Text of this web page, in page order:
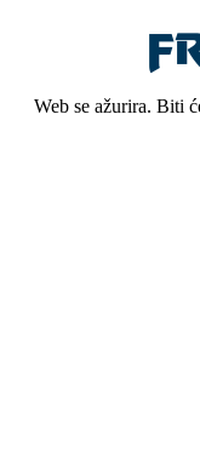
Web se ažurira. Biti